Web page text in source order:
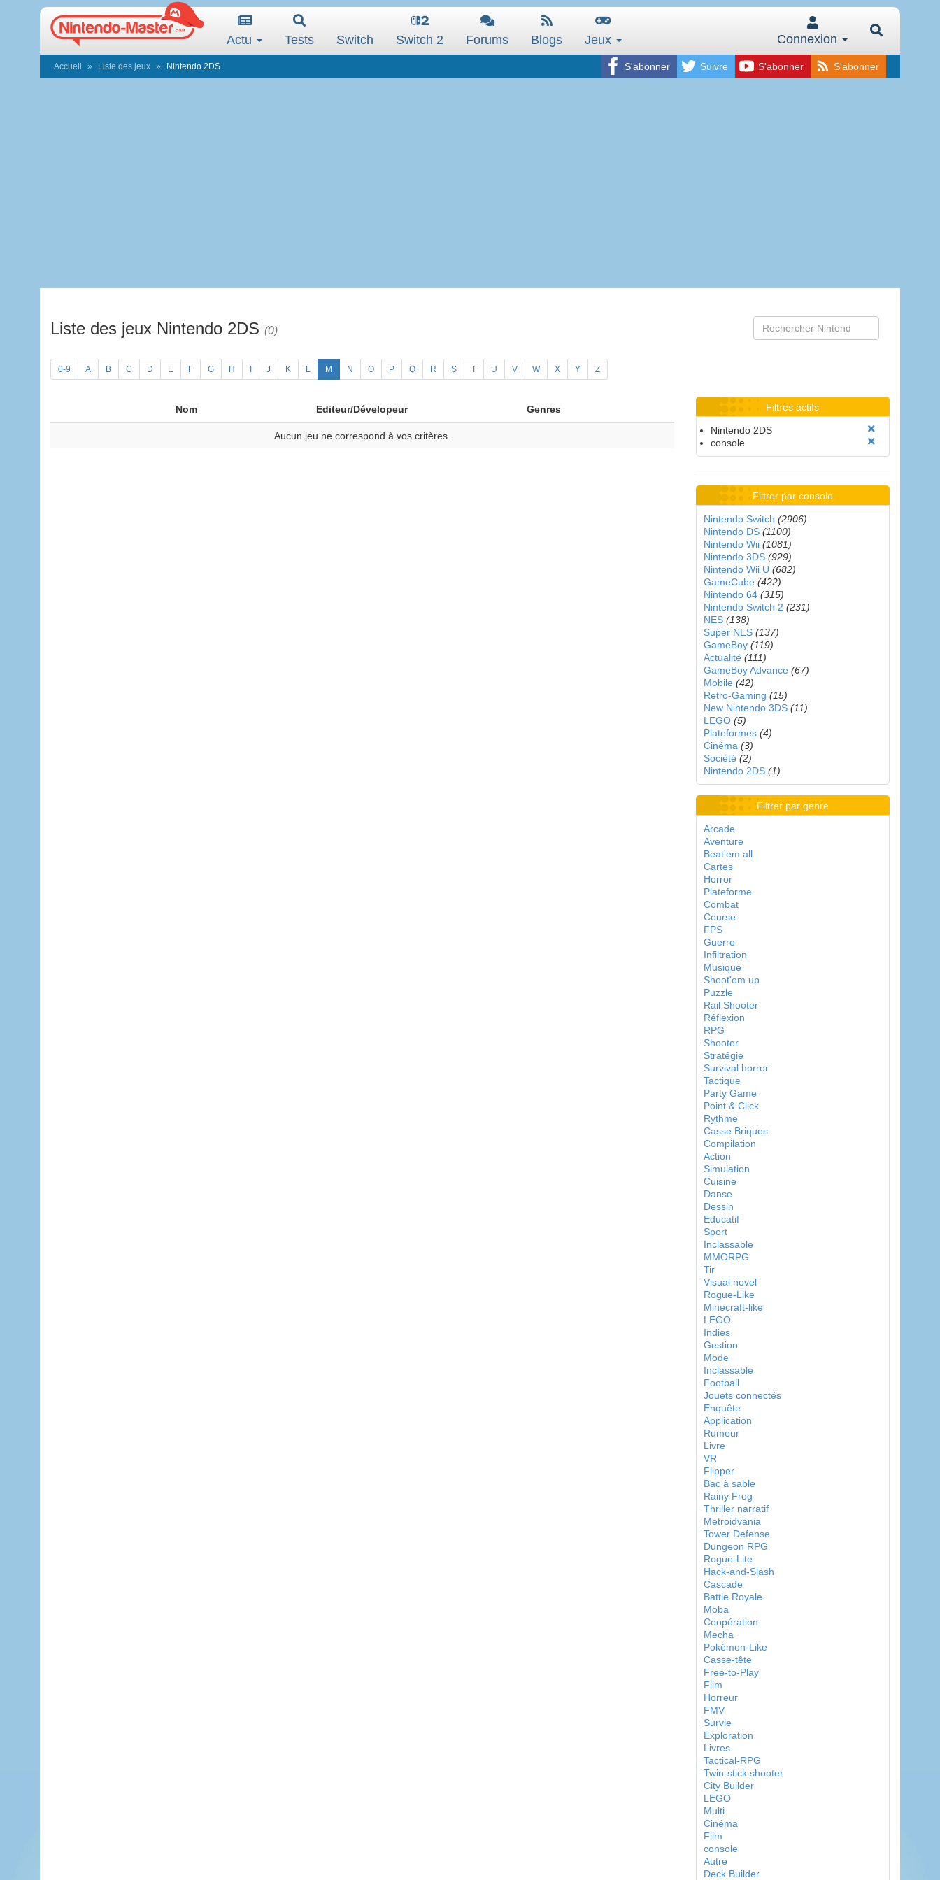
Actu Tests Switch Switch 2 Forums Blogs Jeux Connexion
S'abonner Suivre S'abonner S'abonner
Accueil Liste des jeux Nintendo 2DS
Liste des jeux Nintendo 2DS (0)
0-9 A B C D E F G H J K L M N O P Q R S T U V W X Y Z
Nom Editeur/Dévelopeur Genres
Aucun jeu ne correspond à vos critères.
Filtres actifs
Nintendo 2DS
console
Filtrer par console
Nintendo Switch (2906)
Nintendo DS (1100)
Nintendo Wii (1081)
Nintendo 3DS (929)
Nintendo Wii U (682)
GameCube (422)
Nintendo 64 (315)
Nintendo Switch 2 (231)
NES (138)
Super NES (137)
GameBoy (119)
Actualité (111)
GameBoy Advance (67)
Mobile (42)
Retro-Gaming (15)
New Nintendo 3DS (11)
LEGO (5)
Plateformes (4)
Cinéma (3)
Société (2)
Nintendo 2DS (1)
Filtrer par genre
Arcade
Aventure
Beat'em all
Cartes
Horror
Plateforme
Combat
Course
FPS
Guerre
Infiltration
Musique
Shoot'em up
Puzzle
Rail Shooter
Réflexion
RPG
Shooter
Stratégie
Survival horror
Tactique
Party Game
Point & Click
Rythme
Casse Briques
Compilation
Action
Simulation
Cuisine
Danse
Dessin
Educatif
Sport
Inclassable
MMORPG
Tir
Visual novel
Rogue-Like
Minecraft-like
LEGO
Indies
Gestion
Mode
Inclassable
Football
Jouets connectés
Enquête
Application
Rumeur
Livre
VR
Flipper
Bac à sable
Rainy Frog
Thriller narratif
Metroidvania
Tower Defense
Dungeon RPG
Rogue-Lite
Hack-and-Slash
Cascade
Battle Royale
Moba
Coopération
Mecha
Pokémon-Like
Casse-tête
Free-to-Play
Film
Horreur
FMV
Survie
Exploration
Livres
Tactical-RPG
Twin-stick shooter
City Builder
LEGO
Multi
Cinéma
Film
console
Autre
Deck Builder